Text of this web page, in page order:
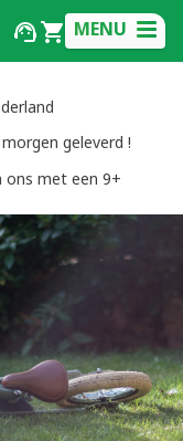
MENU
geleverd !
ons met een 9+